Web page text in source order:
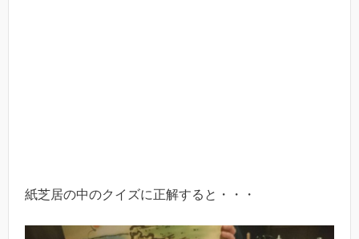
紙芝居の中のクイズに正解すると・・・